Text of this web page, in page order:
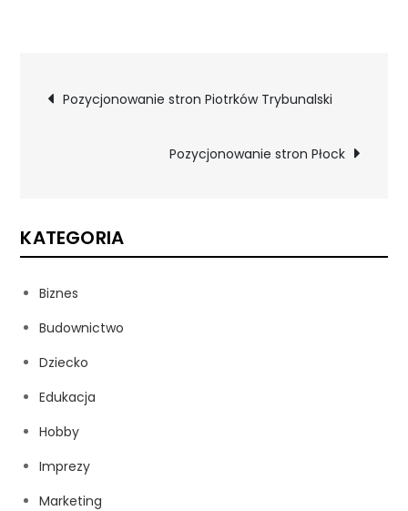
Nawigacja
Pozycjonowanie stron Piotrków Trybunalski
Pozycjonowanie stron Płock
KATEGORIA
Biznes
Budownictwo
Dziecko
Edukacja
Hobby
Imprezy
Marketing